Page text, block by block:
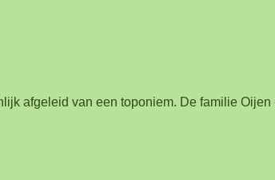
afgeleid van een toponiem. De familie